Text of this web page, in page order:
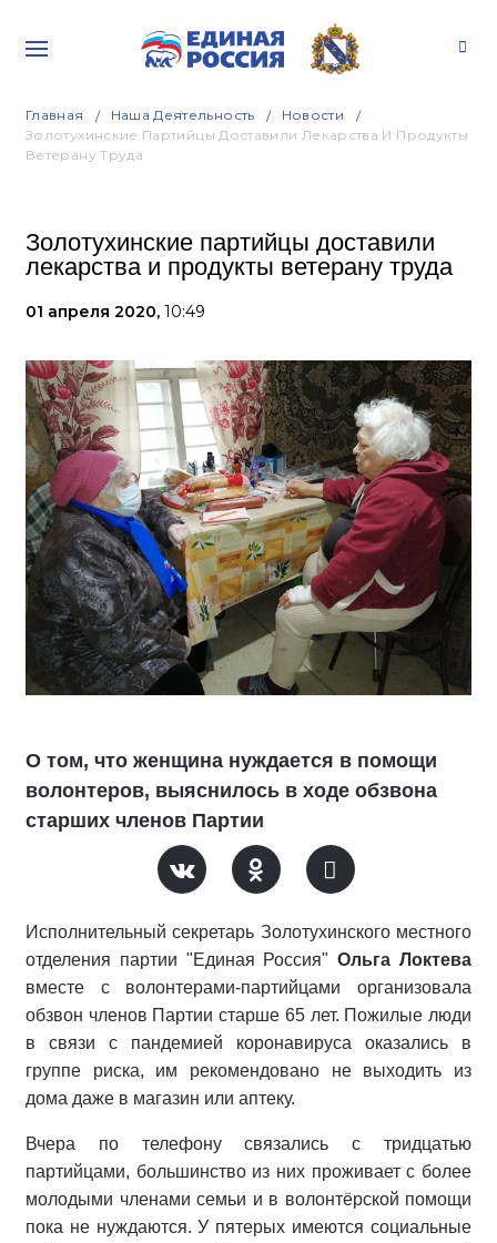
Главная Наша Деятельность
Новости
Золотухинские Партийцы Доставили Лекарства И Продукты
Ветерану Труда
Золотухинские партийцы доставили
лекарства и продукты ветерану труда
01 апреля 2020, 10:49
О том, что женщина нуждается в помощи
волонтеров, выяснилось в ходе обзвона
старших членов Партии
Исполнительный секретарь Золотухинского местного
отделения партии "Единая Россия"Ольга Локтева
вместе с волонтерами-партийцами организовала
обзвон членов Партии старше 65 лет. Пожилые люди
в связи с пандемией коронавируса оказались в
группе риска, им рекомендовано не выходить из
дома даже в магазин или аптеку.
Вчера по телефону связались с тридцатью
партийцами, большинство из них проживает с более
молодыми членами семьи и в волонтёрской помощи
пока не нуждаются. У пятерых имеются социальные